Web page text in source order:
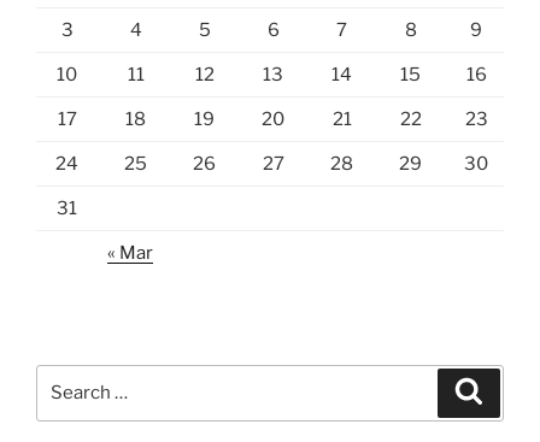
3 4 5 6 7 8 9
10 11 12 13 14 15 16
17 18 19 20 21 22 23
24 25 26 27 28 29 30
31
« Mar